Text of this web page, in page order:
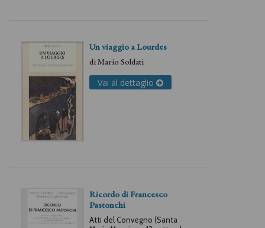
Un viaggio a Lourdes
diMario Soldati
Vai al dettaglio
Ricordo di Francesco
Pastonchi
Atti del Convegno (Santa